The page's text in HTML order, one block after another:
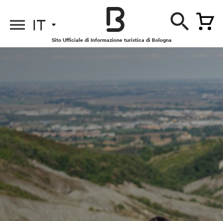
IT
Sito Ufficiale di Informazione turistica di Bologna